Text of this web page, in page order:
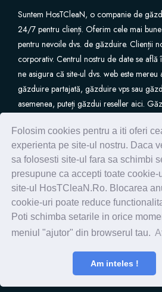
Folosim cookies pentru a iti oferi
experienta pe site-ul nostru. Daca
sa folosesti site-ul fara sa schimbi
presupune ca accepti toate cookie-
site-ul HosTCleaN.Ro. Blocarea
cookie-uri poate reduce
Poti schimba setarile in orice
meniul "ajutor" din browserul tau.
Am inteles !
SEO Tools
Site Builder
XOVI NOW
VPN
Зарегистрировать домен
Перенести домен к нам
Suntem HosTCleaN, o companie de
24/7 pentru clienți. Oferim cele mai
pentru nevoile dvs. de găzduire. Clienții
corporativ. Centrul nostru de date se află
ne asigura că site-ul dvs. web este mereu
găzduire partajată, găzduire vps sau
asemenea, puteți găzdui reseller aici.
S.C. HostClean S.R.L
este inscrisa
Prelucrarilor de Date cu Caracter
0005266
Copyright © 2026 HostClean.Ro -
Profesionale !. All Rights Reserved.